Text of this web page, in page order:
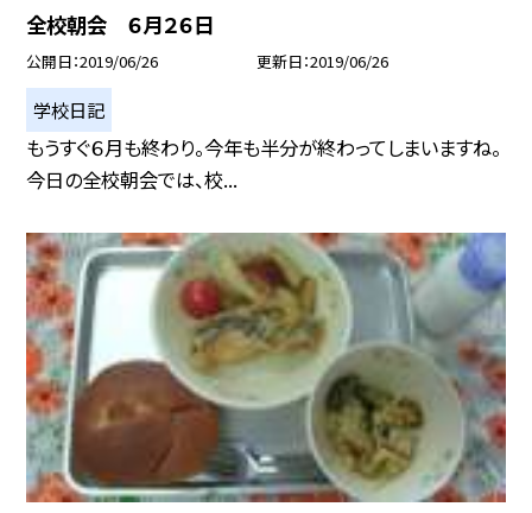
全校朝会 ６月２６日
公開日 2019/06/26 更新日 2019/06/26
学校日記
もうすぐ６月も終わり。今年も半分が終わってしまいますね。
今日の全校朝会では、校...